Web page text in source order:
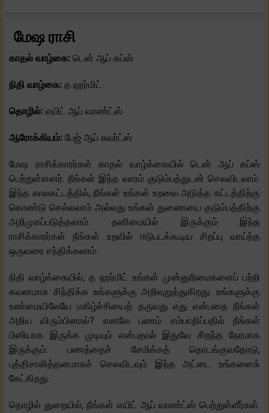
மேஷ ராசி
காதல் வாழ்கை: டென் ஆப் கப்ஸ்
நிதி வாழ்கை: த ஹர்மிட்
தொழில்: எயிட் ஆப் வாண்ட்ஸ்
ஆரோக்கியம்: பேஜ் ஆப் சுவர்ட்ஸ்
மேஷ ராசிக்காரர்கள் காதல் வாழ்க்கையில் டென் ஆப் கப்ஸ்
பெற்றுள்ளனர். நீங்கள் இந்த வாரம் குடும்பத்துடன் செலவிடலாம்.
இந்த காலகட்டத்தில், நீங்கள் உங்கள் உறவை அடுத்த கட்டத்திற்கு
கொண்டு செல்லலாம் அல்லது உங்கள் துணையை குடும்பத்திற்கு
அறிமுகப்படுத்தலாம். தனிமையில் இருக்கும் இந்த
ராசிக்காரர்கள் நீங்கள் உறவில் ஈடுபடக்கூடிய சிறப்பு வாய்ந்த
ஒருவரை சந்திக்கலாம்.
நிதி வாழ்க்கையில், த ஹர்மிட் உங்கள் முன்னுரிமைகளைப் பற்றி
கவனமாக சிந்திக்க உங்களுக்கு அறிவுறுத்துகிறது. உங்களுக்கு
உண்மையிலேயே மகிழ்ச்சியைத் தருவது எது என்பதை நீங்கள்
அறிய விரும்பினால்? எனவே பணம் சம்பாதிப்பதில் நீங்கள்
பிஸியாக இருக்க முடியும் என்பதால் இதுவே சிறந்த நேரமாக
இருக்கும். பணத்தைச் சேமிக்கத் தொடங்குவதோடு,
புத்திசாலித்தனமாகச் செலவிடவும் இந்த அட்டை உங்களைக்
கேட்கிறது.
தொழில் துறையில், நீங்கள் எயிட் ஆப் வாண்ட்ஸ் பெற்றுள்ளீர்கள்.